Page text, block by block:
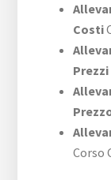
Costi
Prezzi
Corso